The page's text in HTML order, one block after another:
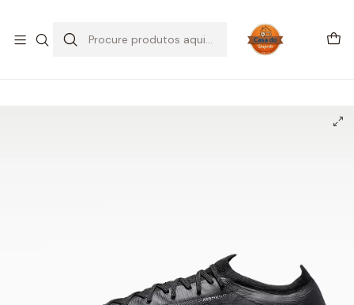
Início CHUTEIRAS
Chuteiras Campo | FG
Nike Mercurial Vapor 17 Elite FG